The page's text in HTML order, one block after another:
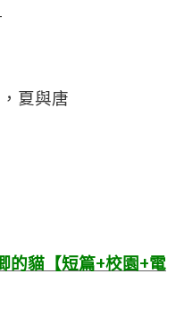
夏與唐
的貓【短篇+校園+電